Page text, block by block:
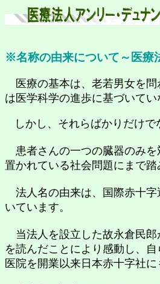
※名称の由来について～医療
医療の基本は、老若男女を問
は医学科学の進歩に基づいてい
しかし、それらばかりだけ
患者さんの一つの臓器のみを
置かれている社会問題にまで
法人名の由来は、国際赤十
いています。
当法人を設立した故永倉民郎
を読んだことにより感動し、
医院を開業以来日本赤十字社